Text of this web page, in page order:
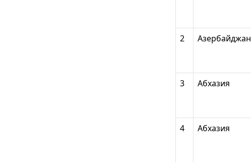
2 Азербайджан
3 Абхазия
4 Абхазия